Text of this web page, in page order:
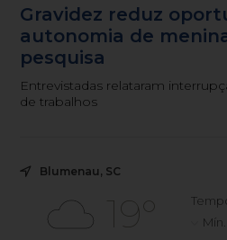
Gravidez reduz
autonomia de
pesquisa
Entrevistadas relataram
de trabalhos
Blumenau, SC
19°
Mín.